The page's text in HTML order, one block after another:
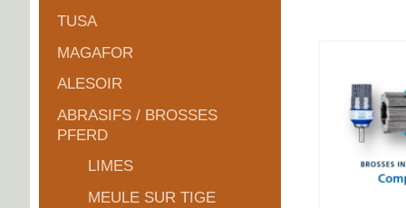
TUSA
MAGAFOR
ALESOIR
ABRASIFS / BROSSES
PFERD
LIMES
MEULE SUR TIGE